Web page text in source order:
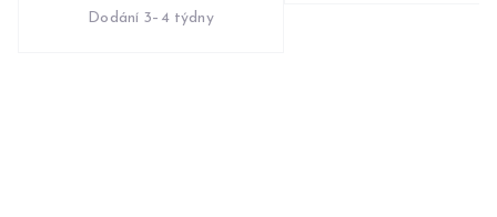
Dodání 3–4 týdny